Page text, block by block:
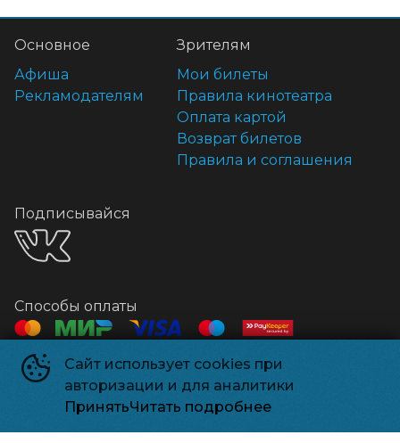
Сайт использует cookies при
авторизации и для аналитики
ПринятьЧитать подробнее
Основное
Афиша
Рекламодателям
Зрителям
Мои билеты
Правила кинотеатра
Оплата картой
Возврат билетов
Правила и соглашения
Подписывайся
Способы оплаты
Контакты
+7 918 541-18-18